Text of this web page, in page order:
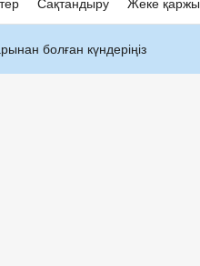
Сақтандыру Жеке қаржы
болған күндеріңіз